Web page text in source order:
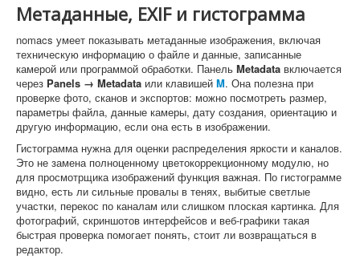
Метаданные, EXIF и гистограмма
nomacs умеет показывать метаданные изображения, включая
техническую информацию о файле и данные, записанные
камерой или программой обработки. Панель Metadata включается
через Panels → Metadata или клавишей M. Она полезна при
проверке фото, сканов и экспортов: можно посмотреть размер,
параметры файла, данные камеры, дату создания, ориентацию и
другую информацию, если она есть в изображении.
Гистограмма нужна для оценки распределения яркости и каналов.
Это не замена полноценному цветокоррекционному модулю, но
для просмотрщика изображений функция важная. По гистограмме
видно, есть ли сильные провалы в тенях, выбитые светлые
участки, перекос по каналам или слишком плоская картинка. Для
фотографий, скриншотов интерфейсов и веб-графики такая
быстрая проверка помогает понять, стоит ли возвращаться в
редактор.